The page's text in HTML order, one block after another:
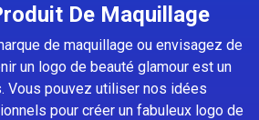
De Maquillage
de maquillage ou envisagez de
un logo de beauté glamour est un
Vous pouvez utiliser nos idées
pour créer un fabuleux logo de